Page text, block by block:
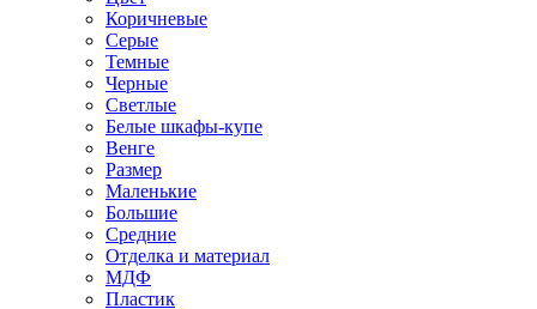
Коричневые
Серые
Темные
Черные
Светлые
Белые шкафы-купе
Венге
Размер
Маленькие
Большие
Средние
Отделка и материал
МДФ
Пластик